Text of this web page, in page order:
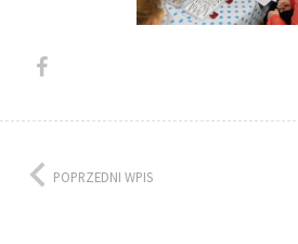
POPRZEDNI WPIS